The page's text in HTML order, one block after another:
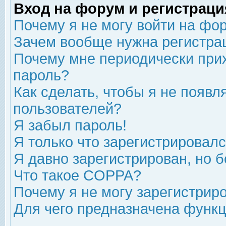
Вход на форум и
Почему я не могу войти на
Зачем вообще нужна
Почему мне периодически
пароль?
Как сделать, чтобы я не
пользователей?
Я забыл пароль!
Я только что
Я давно зарегистрирован, но
Что такое COPPA?
Почему я не могу
Для чего предназначена